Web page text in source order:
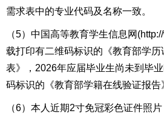
需求表中的专业代码及名称一致。
（5） 中国高等教育学生信息网
载打印有二维码标识的《教育部学历
表》，2026年应届毕业生尚未到毕
码标识的《教育部学籍在线验证报告
（6）本人近期2寸免冠彩色证件照片